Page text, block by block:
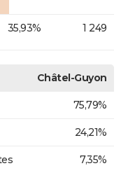
35,93% 1 249
Châtel-Guyon
75,79%
24,21%
7,35%